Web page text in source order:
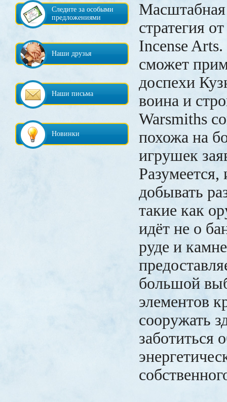
Следите за особыми
предложениями
Наши друзья
Наши письма
Новинки
стратегия
Incense
сможет
доспехи
воина и
Warsmiths
похожа на
игрушек
добывать
такие как
идёт не о
руде и
большой
элементов
сооружать
заботиться